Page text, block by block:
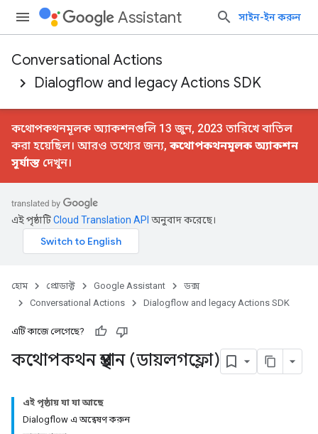
Assistant সাইন-ইন করুন
Conversational Actions
Dialogflow and legacy Actions SDK
কথোপকথনমূলক অ্যাকশনগুলি 13 জুন, 2023 তারিখে বাতিল
করা হয়েছিল। আরও তথ্যের জন্য, কথোপকথনমূলক অ্যাকশন
সূর্যাস্ত দেখুন।
এই পৃষ্ঠাটিCloud Translation API অনুবাদ করেছে।
হোম প্রোডাক্ট Google Assistant
ডক্স
Conversational Actions
Dialogflow and legacy Actions SDK
এটি কাজে লেগেছে?
কথোপকথন প্রস্থান (ডায়লগফ্লো)
এই পৃষ্ঠায় যা যা আছে
Dialogflow এ অন্বেষণ করুন